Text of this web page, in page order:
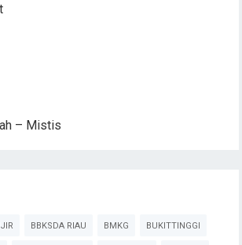
– Mistis
BBKSDA RIAU BMKG BUKITTINGGI